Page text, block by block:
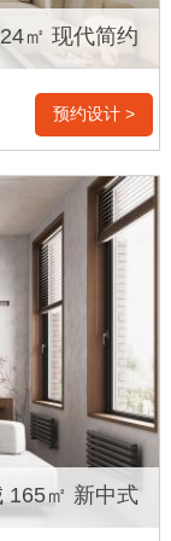
㎡ 现代简约
预约设计 >
165㎡ 新中式